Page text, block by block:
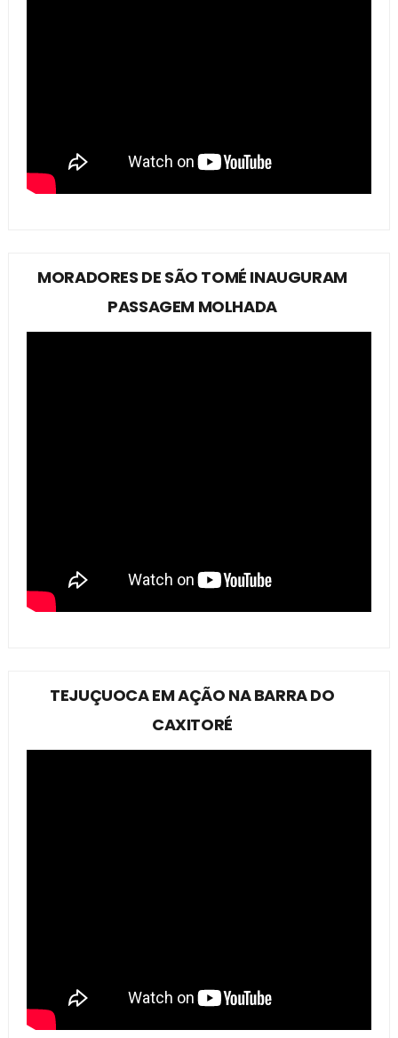
MORADORES DE SÃO TOMÉ INAUGURAM
PASSAGEM MOLHADA
TEJUÇUOCA EM AÇÃO NA BARRA DO
CAXITORÉ